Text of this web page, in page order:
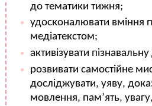
до тематики тижня;
удосконалювати вміння
медіатекстом;
активізувати пізнавальну
розвивати самостійне
досліджувати, уяву,
мовлення, пам’ять,